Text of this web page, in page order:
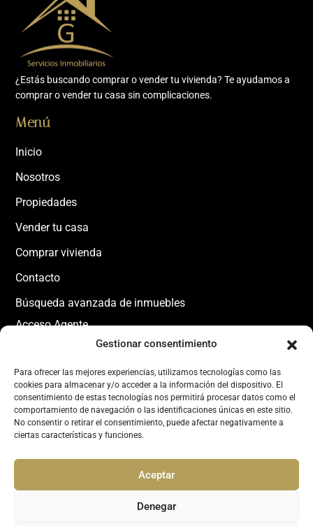
Gestionar consentimiento
Para ofrecer las mejores experiencias, utilizamos tecnologías como las
cookies para almacenar y/o acceder a la información del dispositivo. El
consentimiento de estas tecnologías nos permitirá procesar datos como el
comportamiento de navegación o las identificaciones únicas en este sitio.
No consentir o retirar el consentimiento, puede afectar negativamente a
ciertas características y funciones.
Aceptar
Denegar
¿Estás buscando comprar o vender tu vivienda? Te ayudamos a
comprar o vender tu casa sin complicaciones.
Menú
Inicio
Nosotros
Propiedades
Vender tu casa
Comprar vivienda
Contacto
Búsqueda avanzada de inmuebles
Acceso Agente
Ubicación y contacto
Av. del Leguario, 49, 28981 Parla, Madrid
640 926 869
informacion@blackhouse.one